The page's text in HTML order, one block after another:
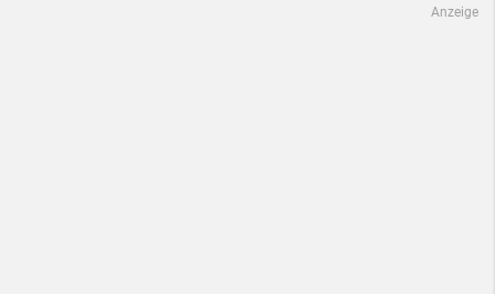
Anzeige